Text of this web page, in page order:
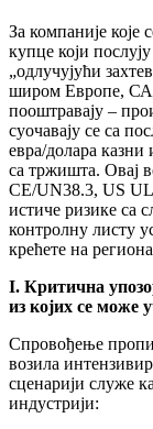
За компаније које
купце који
„одлучујући
широм Европе,
пооштравају –
суочавају се са
евра/долара казни
са тржишта. Овај
CE/UN38.3, US UL
истиче ризике са
контролну листу
крећете на
I. Критична
из којих се може
Спровођење
возила
сценарији служе
индустрији: